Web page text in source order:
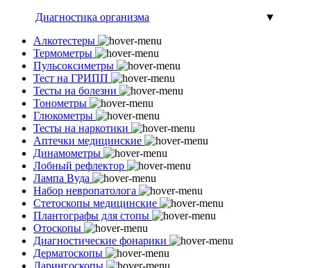
Диагностика организма
▼
Алкотестеры
Термометры
Пульсоксиметры
Тест на ГРИПП
Тесты на болезни
Тонометры
Глюкометры
Тесты на наркотики
Аптечки медицинские
Динамометры
Лобный рефлектор
Лампа Вуда
Набор невропатолога
Стетоскопы медицинские
Плантографы для стопы
Отоскопы
Диагностические фонарики
Дерматоскопы
Ларингоскопы